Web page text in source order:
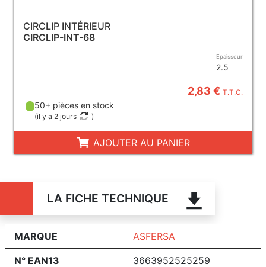
CIRCLIP INTÉRIEUR
CIRCLIP-INT-68
Epaisseur
2.5
2,83 €T.T.C.
50+ pièces en stock
(il y a 2 jours )
AJOUTER AU PANIER
LA FICHE TECHNIQUE
MARQUE ASFERSA
N° EAN13 3663952525259